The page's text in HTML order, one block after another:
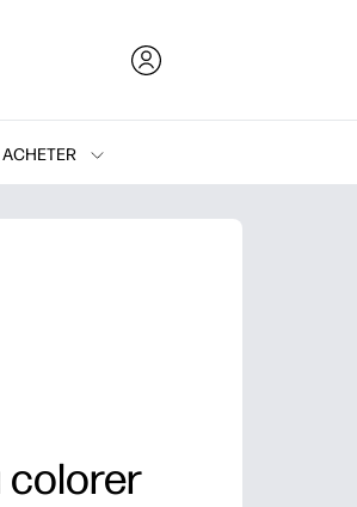
ACHETER
Imprimantes
colorer